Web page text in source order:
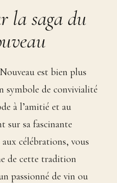
la saga du
est bien plus
symbole de convivialité
à l’amitié et au
sur sa fascinante
célébrations, vous
de cette tradition
passionné de vin ou